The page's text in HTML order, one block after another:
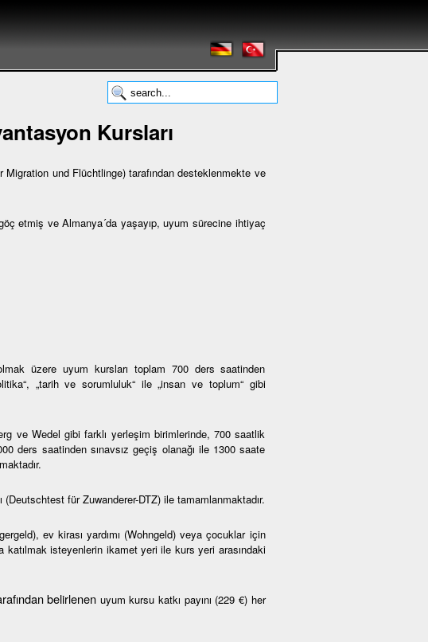
Kursları
und Flüchtlinge) tarafından desteklenmekte ve
etmiş ve Almanya´da yaşayıp, uyum sürecine ihtiyaç
üzere uyum kursları toplam 700 ders saatinden
„tarih ve sorumluluk“ ile „insan ve toplum“ gibi
ve Wedel gibi farklı yerleşim birimlerinde, 700 saatlik
ders saatinden sınavsız geçiş olanağı ile 1300 saate
für Zuwanderer-DTZ) ile tamamlanmaktadır.
ev kirası yardımı (Wohngeld) veya çocuklar için
isteyenlerin ikamet yeri ile kurs yeri arasındaki
belirlenen uyum kursu katkı payını (229 €) her